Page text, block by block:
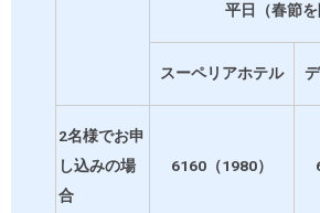
平日（春節を
スーペリアホテル
2名様でお申
し込みの場
合
6160（1980）